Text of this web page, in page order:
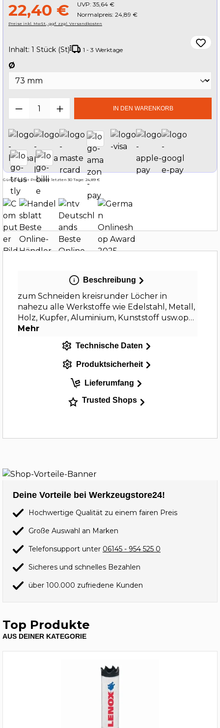
22,40 € UVP: 35,64 €
Normalpreis: 24,89 €
Preise inkl. MwSt., ggf. zzgl. Versandkosten
Inhalt: 1 Stück (St) 1 - 3 Werktage
Ø
Produkt Anzahl: Gib denIN DEN WARENKORB
Günstigster Preis der letzten 30 Tage: 24,89 €
Beschreibung
zum Schneiden kreisrunder Löcher in
nahezu alle Werkstoffe wie Edelstahl, Metall,
Holz, Kupfer, Aluminium, Kunststoff usw.op…
Mehr
Technische Daten
Produktsicherheit
Lieferumfang
Trusted Shops
Deine Vorteile bei Werkzeugstore24!
Hochwertige Qualität zu einem fairen Preis
Große Auswahl an Marken
Telefonsupport unter 06145 - 954 525 0
Sicheres und schnelles Bezahlen
über 100.000 zufriedene Kunden
Top Produkte
AUS DEINER KATEGORIE